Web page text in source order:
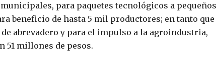
para paquetes tecnológicos a pequeños
beneficio de hasta 5 mil productores; en tanto que
abrevadero y para el impulso a la agroindustria,
51 millones de pesos.